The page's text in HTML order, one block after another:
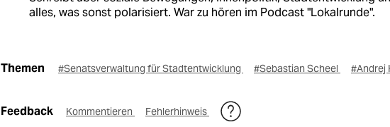
alles, was sonst polarisiert. War zu hören im Podcast "Lokalrunde".
Themen #Senatsverwaltung für Stadtentwicklung #Sebastian Scheel #Andrej
Feedback Kommentieren Fehlerhinweis